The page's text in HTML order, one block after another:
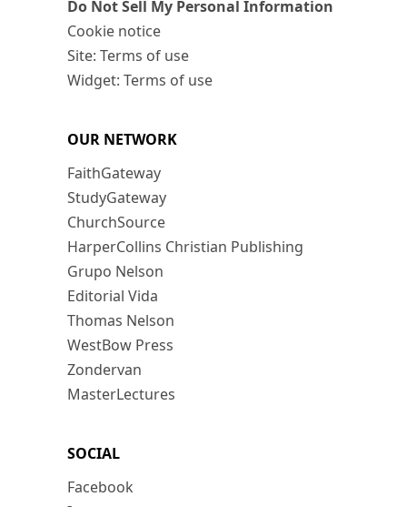
Do Not Sell My Personal Information
Cookie notice
Site: Terms of use
Widget: Terms of use
OUR NETWORK
FaithGateway
StudyGateway
ChurchSource
HarperCollins Christian Publishing
Grupo Nelson
Editorial Vida
Thomas Nelson
WestBow Press
Zondervan
MasterLectures
SOCIAL
Facebook